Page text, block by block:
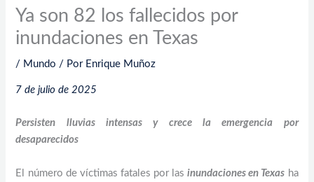
Ya son 82 los fallecidos por
inundaciones en Texas
/ Mundo / Por Enrique Muñoz
7 de julio de 2025
Persisten lluvias intensas y crece la emergencia por
desaparecidos
El número de víctimas fatales por lasinundaciones en Texas ha